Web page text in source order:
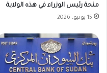
منحة رئيس الوزراء في هذه الولاية
15 يونيو، 2026